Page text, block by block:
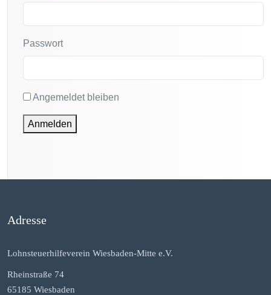
Passwort
Angemeldet bleiben
Anmelden
Adresse
Lohnsteuerhilfeverein Wiesbaden-Mitte e.V.
Rheinstraße 74
65185 Wiesbaden